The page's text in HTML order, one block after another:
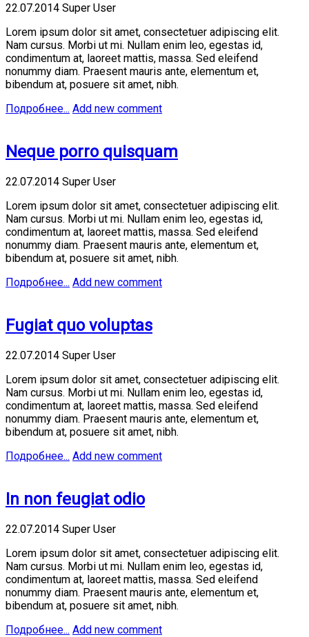
22.07.2014 Super User
Lorem ipsum dolor sit amet, consectetuer adipiscing elit.
Nam cursus. Morbi ut mi. Nullam enim leo, egestas id,
condimentum at, laoreet mattis, massa. Sed eleifend
nonummy diam. Praesent mauris ante, elementum et,
bibendum at, posuere sit amet, nibh.
Подробнее... Add new comment
Neque porro quisquam
22.07.2014 Super User
Lorem ipsum dolor sit amet, consectetuer adipiscing elit.
Nam cursus. Morbi ut mi. Nullam enim leo, egestas id,
condimentum at, laoreet mattis, massa. Sed eleifend
nonummy diam. Praesent mauris ante, elementum et,
bibendum at, posuere sit amet, nibh.
Подробнее... Add new comment
Fugiat quo voluptas
22.07.2014 Super User
Lorem ipsum dolor sit amet, consectetuer adipiscing elit.
Nam cursus. Morbi ut mi. Nullam enim leo, egestas id,
condimentum at, laoreet mattis, massa. Sed eleifend
nonummy diam. Praesent mauris ante, elementum et,
bibendum at, posuere sit amet, nibh.
Подробнее... Add new comment
In non feugiat odio
22.07.2014 Super User
Lorem ipsum dolor sit amet, consectetuer adipiscing elit.
Nam cursus. Morbi ut mi. Nullam enim leo, egestas id,
condimentum at, laoreet mattis, massa. Sed eleifend
nonummy diam. Praesent mauris ante, elementum et,
bibendum at, posuere sit amet, nibh.
Подробнее... Add new comment